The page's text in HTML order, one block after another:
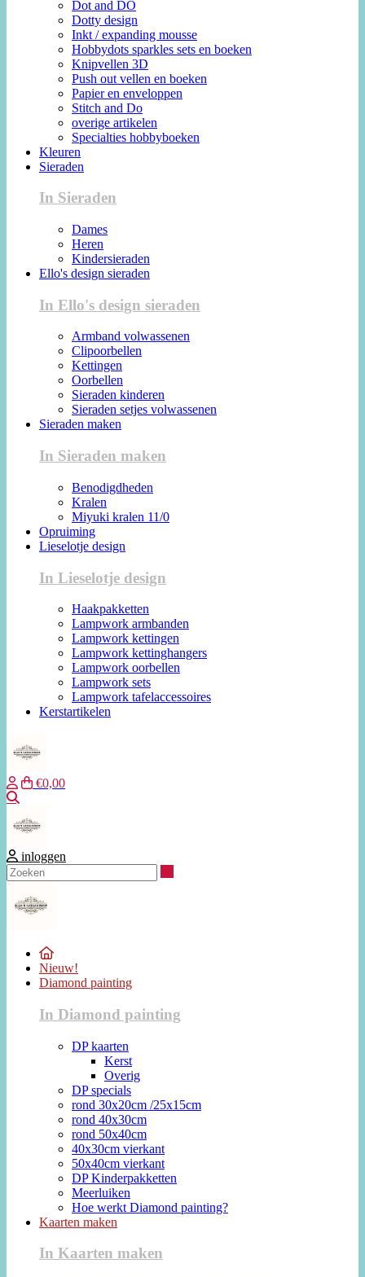
Dot and DO
Dotty design
Inkt / expanding mousse
Hobbydots sparkles sets en boeken
Knipvellen 3D
Push out vellen en boeken
Papier en enveloppen
Stitch and Do
overige artikelen
Specialties hobbyboeken
Kleuren
Sieraden
In Sieraden
Dames
Heren
Kindersieraden
Ello's design sieraden
In Ello's design sieraden
Armband volwassenen
Clipoorbellen
Kettingen
Oorbellen
Sieraden kinderen
Sieraden setjes volwassenen
Sieraden maken
In Sieraden maken
Benodigdheden
Kralen
Miyuki kralen 11/0
Opruiming
Lieselotje design
In Lieselotje design
Haakpakketten
Lampwork armbanden
Lampwork kettingen
Lampwork kettinghangers
Lampwork oorbellen
Lampwork sets
Lampwork tafelaccessoires
Kerstartikelen
€0,00
inloggen
Nieuw!
Diamond painting
In Diamond painting
DP kaarten
Kerst
Overig
DP specials
rond 30x20cm /25x15cm
rond 40x30cm
rond 50x40cm
40x30cm vierkant
50x40cm vierkant
DP Kinderpakketten
Meerluiken
Hoe werkt Diamond painting?
Kaarten maken
In Kaarten maken